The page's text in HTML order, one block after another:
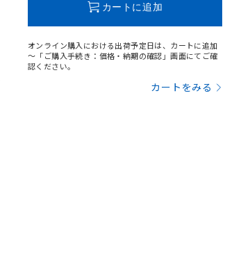
カートに追加
オンライン購入における出荷予定日は、カートに追加
～「ご購入手続き：価格・納期の確認」画面にてご確
認ください。
カートをみる